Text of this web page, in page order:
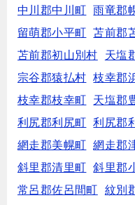
中川郡中川町
雨竜郡
留萌郡小平町
苫前郡
苫前郡初山別村
天塩
宗谷郡猿払村
枝幸郡
枝幸郡枝幸町
天塩郡
利尻郡利尻町
利尻郡
網走郡美幌町
網走郡
斜里郡清里町
斜里郡
常呂郡佐呂間町
紋別